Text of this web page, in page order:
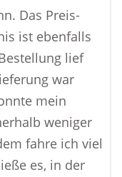
Das Preis-
ist ebenfalls
lief
war
mein
weniger
fahre ich viel
es, in der